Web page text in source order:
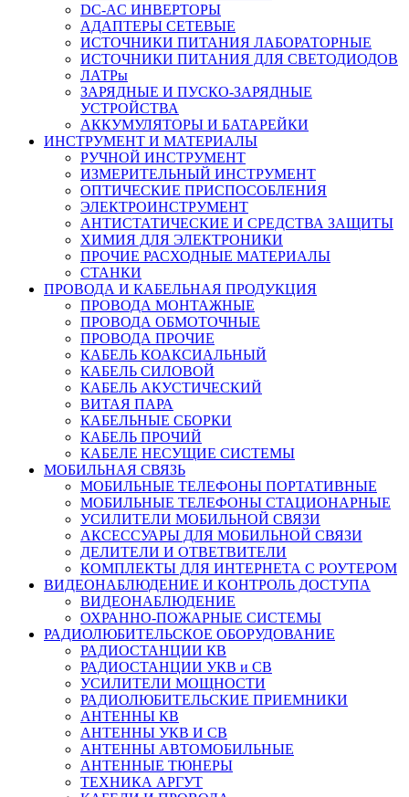
DC-AC ИНВЕРТОРЫ
АДАПТЕРЫ СЕТЕВЫЕ
ИСТОЧНИКИ ПИТАНИЯ ЛАБОРАТОРНЫЕ
ИСТОЧНИКИ ПИТАНИЯ ДЛЯ СВЕТОДИОДОВ
ЛАТРы
ЗАРЯДНЫЕ И ПУСКО-ЗАРЯДНЫЕ
УСТРОЙСТВА
АККУМУЛЯТОРЫ И БАТАРЕЙКИ
ИНСТРУМЕНТ И МАТЕРИАЛЫ
РУЧНОЙ ИНСТРУМЕНТ
ИЗМЕРИТЕЛЬНЫЙ ИНСТРУМЕНТ
ОПТИЧЕСКИЕ ПРИСПОСОБЛЕНИЯ
ЭЛЕКТРОИНСТРУМЕНТ
АНТИСТАТИЧЕСКИЕ И СРЕДСТВА ЗАЩИТЫ
ХИМИЯ ДЛЯ ЭЛЕКТРОНИКИ
ПРОЧИЕ РАСХОДНЫЕ МАТЕРИАЛЫ
СТАНКИ
ПРОВОДА И КАБЕЛЬНАЯ ПРОДУКЦИЯ
ПРОВОДА МОНТАЖНЫЕ
ПРОВОДА ОБМОТОЧНЫЕ
ПРОВОДА ПРОЧИЕ
КАБЕЛЬ КОАКСИАЛЬНЫЙ
КАБЕЛЬ СИЛОВОЙ
КАБЕЛЬ АКУСТИЧЕСКИЙ
ВИТАЯ ПАРА
КАБЕЛЬНЫЕ СБОРКИ
КАБЕЛЬ ПРОЧИЙ
КАБЕЛЕ НЕСУЩИЕ СИСТЕМЫ
МОБИЛЬНАЯ СВЯЗЬ
МОБИЛЬНЫЕ ТЕЛЕФОНЫ ПОРТАТИВНЫЕ
МОБИЛЬНЫЕ ТЕЛЕФОНЫ СТАЦИОНАРНЫЕ
УСИЛИТЕЛИ МОБИЛЬНОЙ СВЯЗИ
АКСЕССУАРЫ ДЛЯ МОБИЛЬНОЙ СВЯЗИ
ДЕЛИТЕЛИ И ОТВЕТВИТЕЛИ
КОМПЛЕКТЫ ДЛЯ ИНТЕРНЕТА С РОУТЕРОМ
ВИДЕОНАБЛЮДЕНИЕ И КОНТРОЛЬ ДОСТУПА
ВИДЕОНАБЛЮДЕНИЕ
ОХРАННО-ПОЖАРНЫЕ СИСТЕМЫ
РАДИОЛЮБИТЕЛЬСКОЕ ОБОРУДОВАНИЕ
РАДИОСТАНЦИИ КВ
РАДИОСТАНЦИИ УКВ и СВ
УСИЛИТЕЛИ МОЩНОСТИ
РАДИОЛЮБИТЕЛЬСКИЕ ПРИЕМНИКИ
АНТЕННЫ КВ
АНТЕННЫ УКВ И СВ
АНТЕННЫ АВТОМОБИЛЬНЫЕ
АНТЕННЫЕ ТЮНЕРЫ
ТЕХНИКА АРГУТ